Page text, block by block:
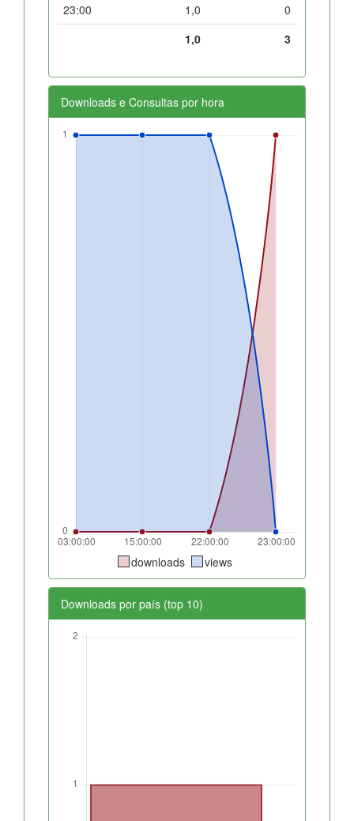
23:00
1,0
0
1,0
3
Downloads e Consultas por hora
downloads views
Downloads por país (top 10)